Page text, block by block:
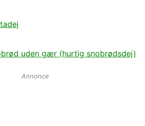
uden gær (hurtig snobrødsdej)
Annonce